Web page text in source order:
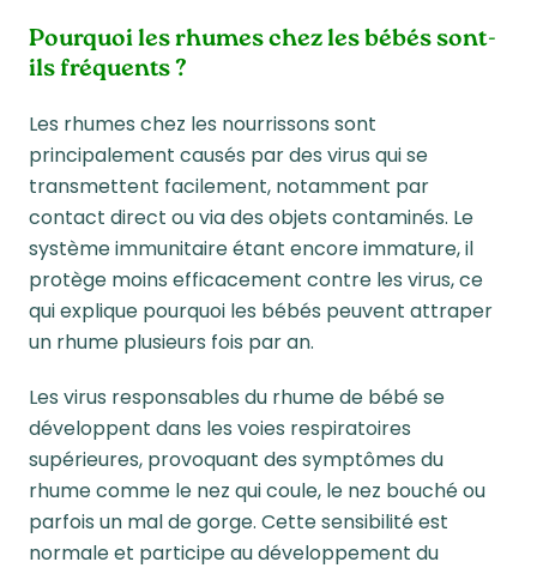
Pourquoi les rhumes chez les bébés sont-
ils fréquents ?
Les rhumes chez les nourrissons sont
principalement causés par des virus qui se
transmettent facilement, notamment par
contact direct ou via des objets contaminés. Le
système immunitaire étant encore immature, il
protège moins efficacement contre les virus, ce
qui explique pourquoi les bébés peuvent attraper
un rhume plusieurs fois par an.
Les virus responsables du rhume de bébé se
développent dans les voies respiratoires
supérieures, provoquant des symptômes du
rhume comme le nez qui coule, le nez bouché ou
parfois un mal de gorge. Cette sensibilité est
normale et participe au développement du